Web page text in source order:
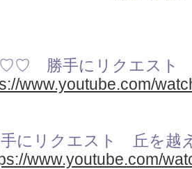
勝手にリクエスト
www.youtube.com/
リクエスト 丘を越
www.youtube.com/